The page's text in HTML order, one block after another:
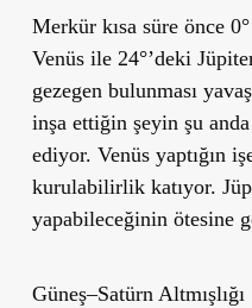
Merkür kısa süre önce
Venüs ile 24°’deki
gezegen bulunması
inşa ettiğin şeyin şu
ediyor. Venüs yaptığın
kurulabilirlik katıyor.
yapabileceğinin ötesine
Güneş–Satürn Altmışlığı